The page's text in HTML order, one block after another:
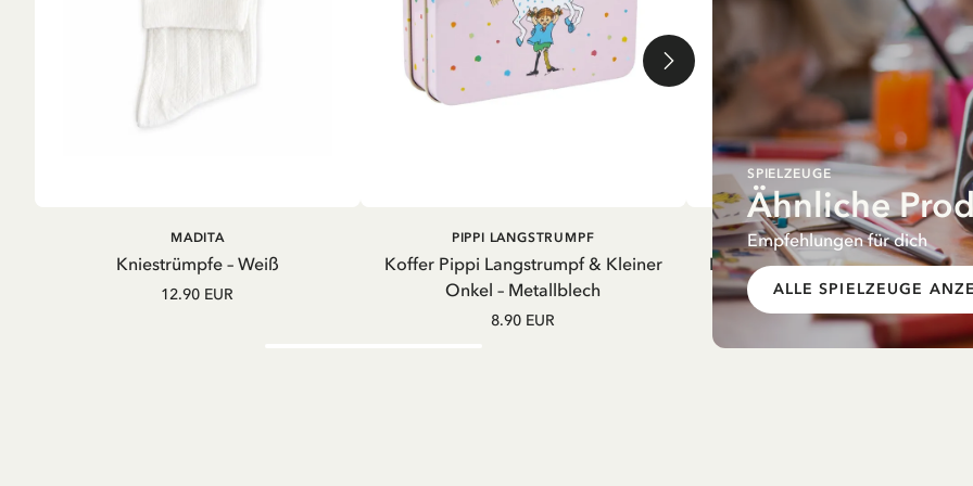
SPIELZEUGE
Ähnliche
Empfehlungen für dich
ALLE SPIELZEUGE
Kniestrümpfe – Weiß
MADITA
12.90 EUR
IN DEN WARENKORB
Koffer Pippi Langstrumpf & Kleiner
Onkel – Metallblech
PIPPI LANGSTRUMPF
8.90 EUR
IN DEN WARENKORB
Koffer Pippi Langstrumpf
Metallblech
PIPPI LANGSTRUMPF
8.90 EUR